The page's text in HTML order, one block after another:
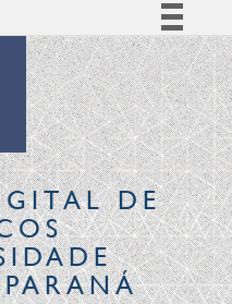
Simplifique!
Comunica BR
Participe
Acesso à informação
Legislação
CanaisDE